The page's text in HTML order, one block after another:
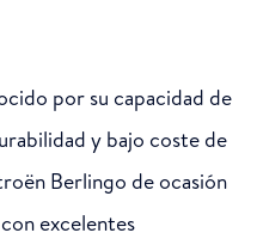
por su capacidad de
y bajo coste de
Berlingo de ocasión
excelentes